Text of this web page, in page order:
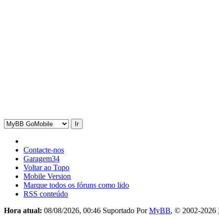
Contacte-nos
Garagem34
Voltar ao Topo
Mobile Version
Marque todos os fóruns como lido
RSS conteúdo
Hora atual: 08/08/2026, 00:46 Suportado PorMyBB, © 2002-2026